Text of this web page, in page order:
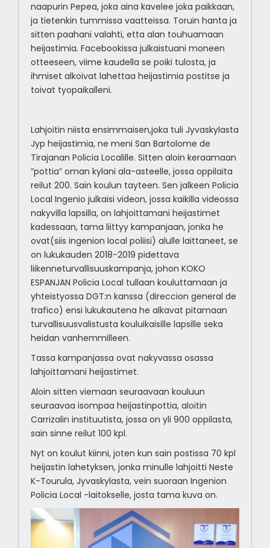
naapurin Pepea, joka aina kavelee joka paikkaan,
ja tietenkin tummissa vaatteissa. Toruin hanta ja
sitten paahani valahti, etta alan touhuamaan
heijastimia. Facebookissa julkaistuani moneen
otteeseen, viime kaudella se poiki tulosta, ja
ihmiset alkoivat lahettaa heijastimia postitse ja
toivat tyopaikalleni.
Lahjoitin niista ensimmaisen,joka tuli Jyvaskylasta
Jyp heijastimia, ne meni San Bartolome de
Tirajanan Policia Localille. Sitten aloin keraamaan
”pottia” oman kylani ala-asteelle, jossa oppilaita
reilut 200. Sain koulun tayteen. Sen jalkeen Policia
Local Ingenio julkaisi videon, jossa kaikilla videossa
nakyvilla lapsilla, on lahjoittamani heijastimet
kadessaan, tama liittyy kampanjaan, jonka he
ovat(siis ingenion local poliisi) alulle laittaneet, se
on lukukauden 2018-2019 pidettava
liikenneturvallisuuskampanja, johon KOKO
ESPANJAN Policia Local tullaan kouluttamaan ja
yhteistyossa DGT:n kanssa (direccion general de
trafico) ensi lukukautena he alkavat pitamaan
turvallisuusvalistusta kouluikaisille lapsille seka
heidan vanhemmilleen.
Tassa kampanjassa ovat nakyvassa osassa
lahjoittamani heijastimet.
Aloin sitten viemaan seuraavaan kouluun
seuraavaa isompaa heijastinpottia, aloitin
Carrizalin instituutista, jossa on yli 900 oppilasta,
sain sinne reilut 100 kpl.
Nyt on koulut kiinni, joten kun sain postissa 70 kpl
heijastin lahetyksen, jonka minulle lahjoitti Neste
K-Tourula, Jyvaskylasta, vein suoraan Ingenion
Policia Local -laitokselle, josta tama kuva on.